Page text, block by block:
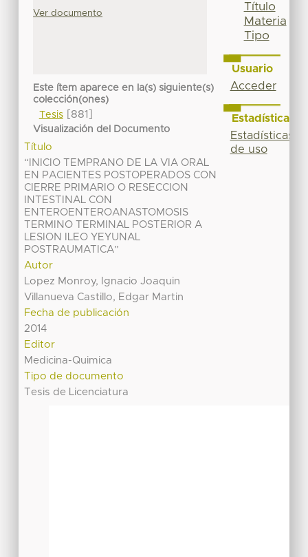
Ver documento
Este ítem aparece en la(s) siguiente(s)
colección(ones)
Tesis[881]
Visualización del Documento
Título
“INICIO TEMPRANO DE LA VIA ORAL
EN PACIENTES POSTOPERADOS CON
CIERRE PRIMARIO O RESECCION
INTESTINAL CON
ENTEROENTEROANASTOMOSIS
TERMINO TERMINAL POSTERIOR A
LESION ILEO YEYUNAL
POSTRAUMATICA”
Autor
Lopez Monroy, Ignacio Joaquin
Villanueva Castillo, Edgar Martin
Fecha de publicación
2014
Editor
Medicina-Quimica
Tipo de documento
Tesis de Licenciatura
Título
Materia
Tipo
Usuario
Acceder
Estadísticas
Estadísticas
de uso